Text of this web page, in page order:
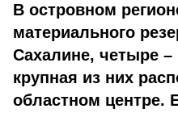
В островном
материального
Сахалине, четыре
крупная из них
областном центре.